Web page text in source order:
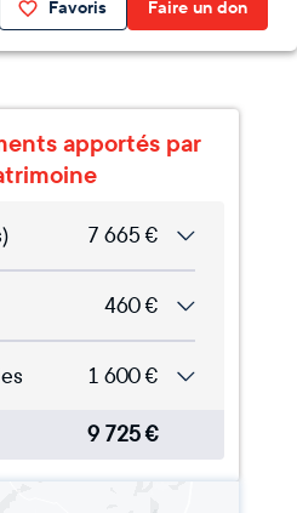
Favoris Faire un don
apportés par
7 665 €
460€
1 600€
9 725€